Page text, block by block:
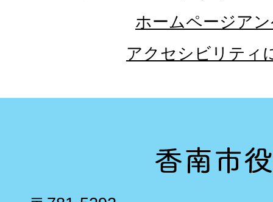
ホームページア
アクセシビリティ